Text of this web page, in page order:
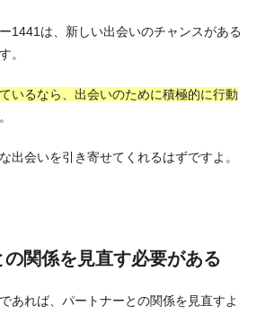
1441は、新しい出会いのチャンスがある
。
いるなら、出会いのために積極的に行動
。
出会いを引き寄せてくれるはずですよ。
関係を見直す必要がある
あれば、パートナーとの関係を見直すよ